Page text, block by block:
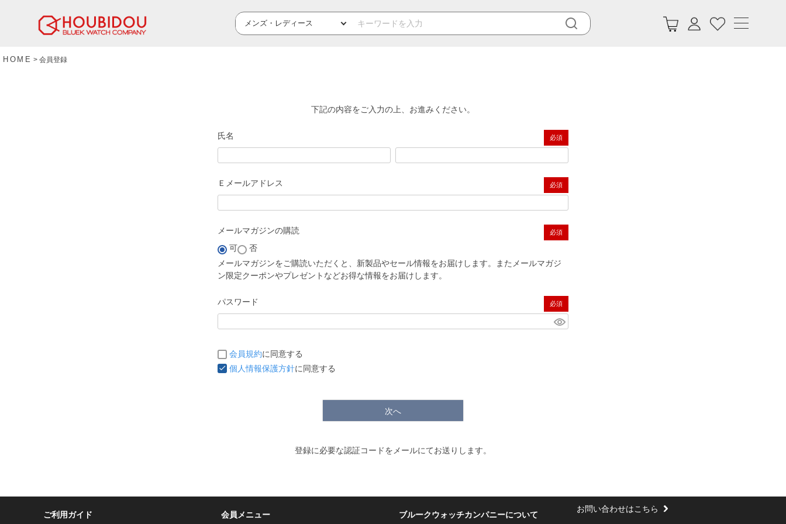
HOME 会員登録
下記の内容をご入力の上、お進みください。
氏名
Ｅメールアドレス
メールマガジンの購読
可
否
メールマガジンをご購読いただくと、新製品やセール情報をお届けします。またメールマガジ
ン限定クーポンやプレゼントなどお得な情報をお届けします。
パスワード
(必須)
会員規約に同意する
個人情報保護方針に同意する
次へ
登録に必要な認証コードをメールにてお送りします。
ご利用ガイド 会員メニュー ブルークウォッチカンパニーについて
お問い合わせはこちら